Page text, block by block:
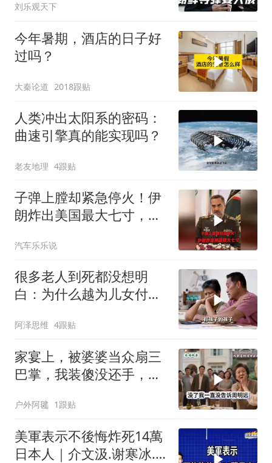
刘乐观天下
今年暑期，酒店的日子好
过吗？
大秦论道 2018跟贴
人类冲出太阳系的密码：
曲速引擎真的能实现吗？
老友地理 4跟贴
子弹上膛却紧急停火！伊
朗炸出美国最大七寸，特
汽车乐乐说
很多老人到死都没想明
白：为什么越为儿女付
阿泽思维 4跟贴
家宴上，被婆婆当众扇三
巴掌，我装傻没还手，悄
夫全家10人被新户主请出
家门
户外阿毽 1跟贴
美軍表示不後悔炸死14萬
日本人｜介文汲.谢寒冰.